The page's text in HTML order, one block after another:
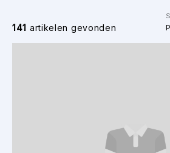
141 artikelen gevonden